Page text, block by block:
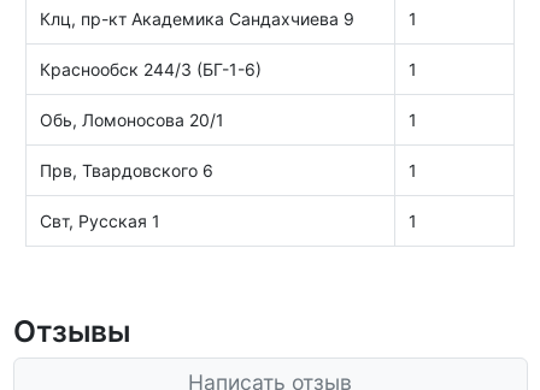
Клц, пр-кт Академика Сандахчиева 9 1
Краснообск 244/3 (БГ-1-6) 1
Обь, Ломоносова 20/1 1
Прв, Твардовского 6 1
Свт, Русская 1 1
Отзывы
Написать отзыв